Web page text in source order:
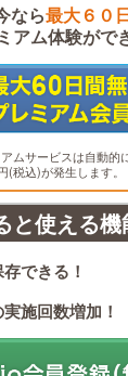
なら最大６０
アム体験がで
ムサービスは自動的
税込)が発生します。
と使える機
できる！
施回数増加！